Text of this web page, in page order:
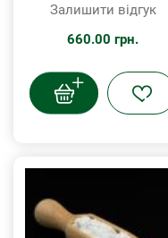
Залишити відгук
660.00 грн.